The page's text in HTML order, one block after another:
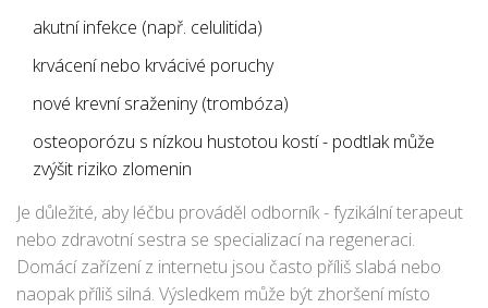
akutní infekce (např. celulitida)
krvácení nebo krvácivé poruchy
nové krevní sraženiny (trombóza)
osteoporózu s nízkou hustotou kostí - podtlak může
zvýšit riziko zlomenin
Je důležité, aby léčbu prováděl odborník - fyzikální terapeut
nebo zdravotní sestra se specializací na regeneraci.
Domácí zařízení z internetu jsou často příliš slabá nebo
naopak příliš silná. Výsledkem může být zhoršení místo